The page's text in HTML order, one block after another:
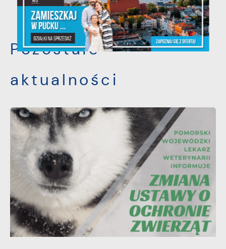
POPRZEDNI NASTĘPNY
Pozostałe
aktualności